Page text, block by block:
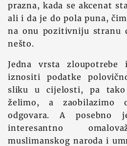
prazna, kada se akcenat
ali i da je do pola puna,
na onu pozitivniju stranu
nešto.
Jedna vrsta
iznositi podatke
sliku u cijelosti, pa
želimo, a zaobilazimo
odgovara. A
interesantno
muslimanskog naroda i